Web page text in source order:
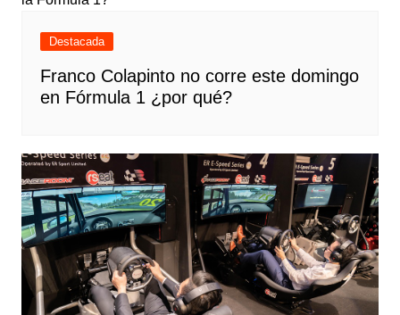
Destacada
Franco Colapinto no corre este domingo
en Fórmula 1 ¿por qué?